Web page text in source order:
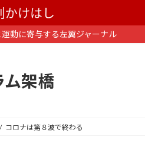
動に寄与する左翼ジャーナル
ム架橋
コロナは第８波で終わる